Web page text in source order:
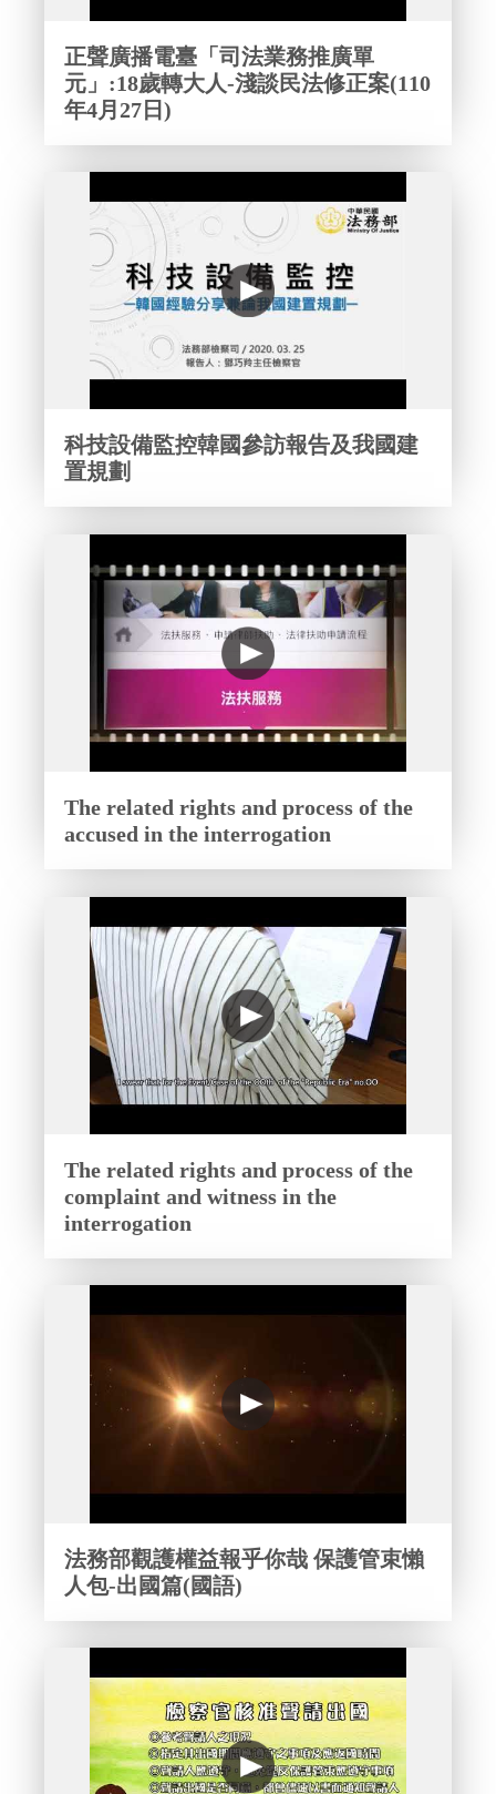
正聲廣播電臺「司法業務推廣單
元」:18歲轉大人-淺談民法修正案(110
年4月27日)
科技設備監控韓國參訪報告及我國建
置規劃
The related rights and process of the
accused in the interrogation
The related rights and process of the
complaint and witness in the
interrogation
法務部觀護權益報乎你哉 保護管束懶
人包-出國篇(國語)